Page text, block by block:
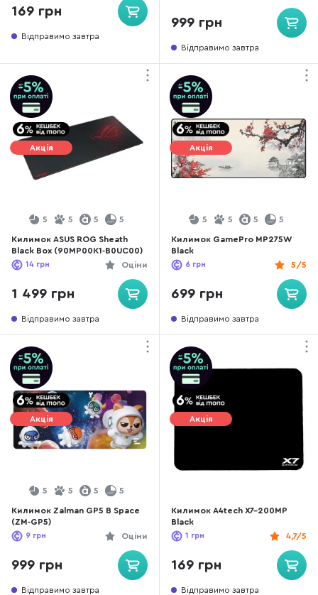
169 грн
Відправимо завтра
999 грн
Відправимо завтра
Акція
5 5 5 5
Килимок ASUS ROG Sheath
Black Box (90MP00K1-B0UC00)
Оціни
14 грн
1 499 грн
Відправимо завтра
Акція
5 5 5 5
Килимок GamePro MP275W
Black
5/5
6 грн
699 грн
Відправимо завтра
Акція
5 5 5 5
Килимок Zalman GP5 B Space
(ZM-GP5)
Оціни
9 грн
999 грн
Відправимо завтра
Акція
Килимок A4tech X7-200MP
Black
4,7/5
1 грн
169 грн
Відправимо завтра